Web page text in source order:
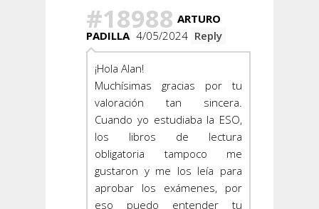
#18988 ARTURO
PADILLA 4/05/2024 Reply
¡Hola Alan!
Muchísimas gracias por tu
valoración tan sincera.
Cuando yo estudiaba la ESO,
los libros de lectura
obligatoria tampoco me
gustaron y me los leía para
aprobar los exámenes, por
eso puedo entender tu